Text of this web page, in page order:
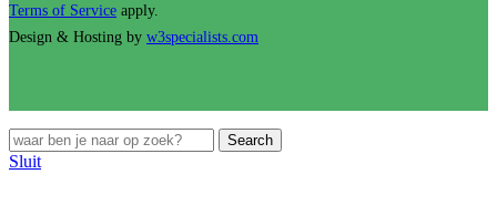
Terms of Service apply.
Design & Hosting by w3specialists.com
Search
Sluit